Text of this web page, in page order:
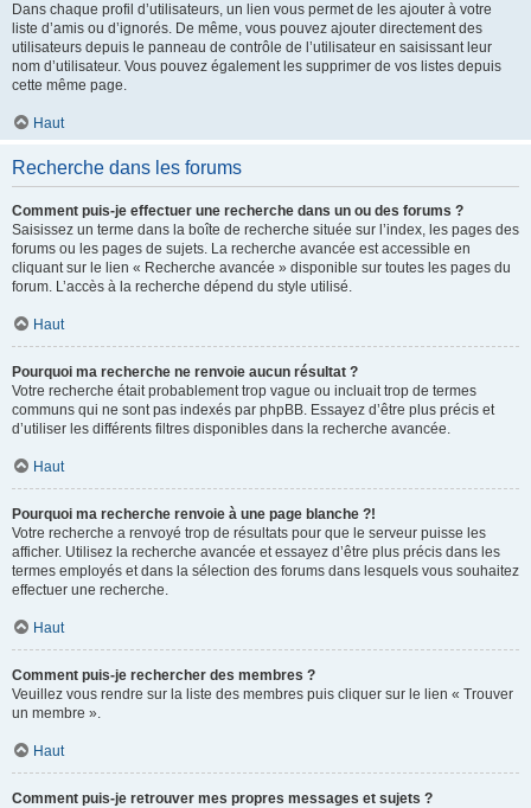
Dans chaque profil d’utilisateurs, un lien vous permet de les ajouter à votre
liste d’amis ou d’ignorés. De même, vous pouvez ajouter directement des
utilisateurs depuis le panneau de contrôle de l’utilisateur en saisissant leur
nom d’utilisateur. Vous pouvez également les supprimer de vos listes depuis
cette même page.
Haut
Recherche dans les forums
Comment puis-je effectuer une recherche dans un ou des forums ?
Saisissez un terme dans la boîte de recherche située sur l’index, les pages des
forums ou les pages de sujets. La recherche avancée est accessible en
cliquant sur le lien « Recherche avancée » disponible sur toutes les pages du
forum. L’accès à la recherche dépend du style utilisé.
Haut
Pourquoi ma recherche ne renvoie aucun résultat ?
Votre recherche était probablement trop vague ou incluait trop de termes
communs qui ne sont pas indexés par phpBB. Essayez d’être plus précis et
d’utiliser les différents filtres disponibles dans la recherche avancée.
Haut
Pourquoi ma recherche renvoie à une page blanche ?!
Votre recherche a renvoyé trop de résultats pour que le serveur puisse les
afficher. Utilisez la recherche avancée et essayez d’être plus précis dans les
termes employés et dans la sélection des forums dans lesquels vous souhaitez
effectuer une recherche.
Haut
Comment puis-je rechercher des membres ?
Veuillez vous rendre sur la liste des membres puis cliquer sur le lien « Trouver
un membre ».
Haut
Comment puis-je retrouver mes propres messages et sujets ?